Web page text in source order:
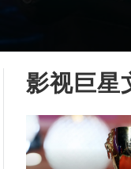
影视巨星